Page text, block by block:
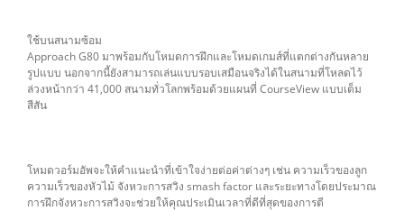
ใช้บนสนามซ้อม
Approach G80 มาพร้อมกับโหมดการฝึกและโหมดเกมส์ที่แตกต่างกันหลาย
รูปแบบ นอกจากนี้ยังสามารถเล่นแบบรอบเสมือนจริงได้ในสนามที่โหลดไว้
ล่วงหน้ากว่า 41,000 สนามทั่วโลกพร้อมด้วยแผนที่ CourseView แบบเต็ม
สีสัน
โหมดวอร์มอัพจะให้คำแนะนำที่เข้าใจง่ายต่อค่าต่างๆ เช่น ความเร็วของลูก
ความเร็วของหัวไม้ จังหวะการสวิง smash factor และระยะทางโดยประมาณ
การฝึกจังหวะการสวิงจะช่วยให้คุณประเมินเวลาที่ดีที่สุดของการตี